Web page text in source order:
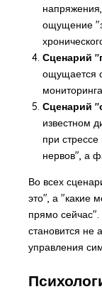
ощущение
Сценарий
ощущается
Сценарий
известном
при
нервов", а
Во всех
это", а "какие
прямо сейчас".
становится не
управления